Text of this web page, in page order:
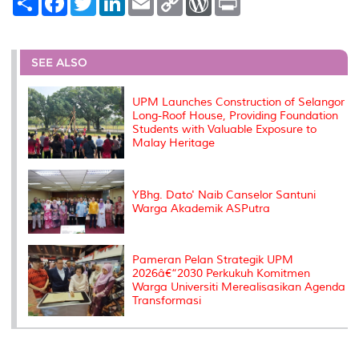
e
a
b
o
o
k
w
t
r
e
I
m
l
L
n
P
e
s
t
SEE ALSO
UPM Launches Construction of Selangor
Long-Roof House, Providing Foundation
Students with Valuable Exposure to
Malay Heritage
YBhg. Dato' Naib Canselor Santuni
Warga Akademik ASPutra
Pameran Pelan Strategik UPM
2026â€“2030 Perkukuh Komitmen
Warga Universiti Merealisasikan Agenda
Transformasi